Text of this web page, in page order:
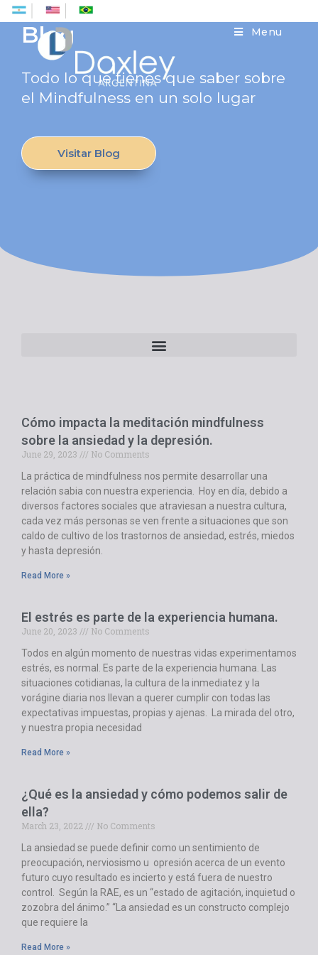
Menu
Blog
Todo lo que tienes que saber sobre
el Mindfulness en un solo lugar
Visitar Blog
Cómo impacta la meditación mindfulness
sobre la ansiedad y la depresión.
June 29, 2023
No Comments
La práctica de mindfulness nos permite desarrollar una
relación sabia con nuestra experiencia. Hoy en día, debido a
diversos factores sociales que atraviesan a nuestra cultura,
cada vez más personas se ven frente a situaciones que son
caldo de cultivo de los trastornos de ansiedad, estrés, miedos
y hasta depresión.
Read More »
El estrés es parte de la experiencia humana.
June 20, 2023
No Comments
Todos en algún momento de nuestras vidas experimentamos
estrés, es normal. Es parte de la experiencia humana. Las
situaciones cotidianas, la cultura de la inmediatez y la
vorágine diaria nos llevan a querer cumplir con todas las
expectativas impuestas, propias y ajenas. La mirada del otro,
y nuestra propia necesidad
Read More »
¿Qué es la ansiedad y cómo podemos salir de
ella?
March 23, 2022
No Comments
La ansiedad se puede definir como un sentimiento de
preocupación, nerviosismo u opresión acerca de un evento
futuro cuyo resultado es incierto y está fuera de nuestro
control. Según la RAE, es un “estado de agitación, inquietud o
zozobra del ánimo.” “La ansiedad es un constructo complejo
que requiere la
Read More »